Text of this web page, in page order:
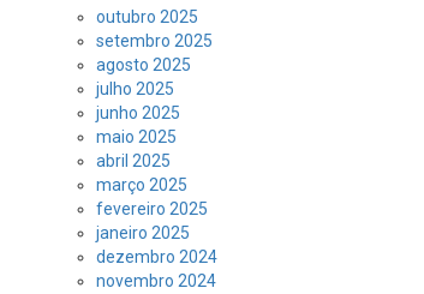
outubro 2025
setembro 2025
agosto 2025
julho 2025
junho 2025
maio 2025
abril 2025
março 2025
fevereiro 2025
janeiro 2025
dezembro 2024
novembro 2024